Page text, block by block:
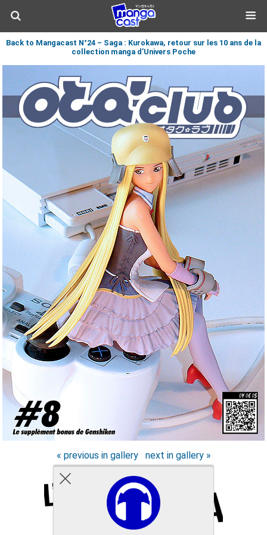
Back to Mangacast N°24 – Saga : Kurokawa, retour sur les 10 ans de la
collection manga d’Univers Poche
« previous in gallery next in gallery »